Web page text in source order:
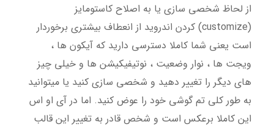
از لحاظ شخصی سازی یا به اصلاح کاستومایز
(customize) کردن اندروید از انعطاف بیشتری برخوردار
است یعنی شما کاملا دسترسی دارید که آیکون ها ،
ویجت ها ، نوار وضعیت ، نوتیفیکیشن ها و خیلی چیز
های دیگر را تغییر دهید و شخصی سازی کنید یا میتوانید
به طور کلی تم گوشی خود را عوض کنید. اما در آی او اس
این کاملا برعکس است و شخص قادر به تغییر این قالب